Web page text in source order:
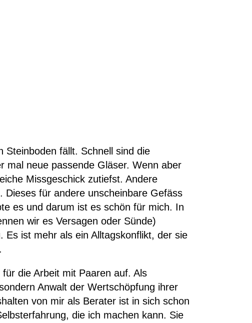
Steinboden fällt. Schnell sind die
mal neue passende Gläser. Wenn aber
Missgeschick zutiefst. Andere
für andere unscheinbare Gefäss
es und darum ist es schön für mich. In
wir es Versagen oder Sünde)
Es ist mehr als ein Alltagskonflikt, der sie
die Arbeit mit Paaren auf. Als
Anwalt der Wertschöpfung ihrer
von mir als Berater ist in sich schon
die ich machen kann. Sie